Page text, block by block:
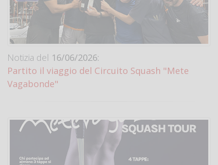
Notizia del 16/06/2026:
Partito il viaggio del Circuito Squash "Mete
Vagabonde"